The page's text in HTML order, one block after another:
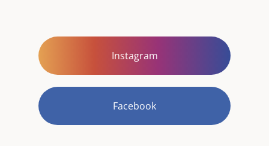
Instagram
Facebook